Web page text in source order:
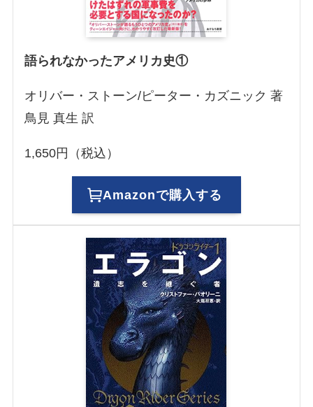
語られなかったアメリカ史①
オリバー・ストーン/ピーター・カズニック 著
鳥見 真生 訳
1,650円（税込）
Amazonで購入する